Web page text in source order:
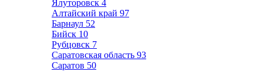
Ялуторовск 4
Алтайский край 97
Барнаул 52
Бийск 10
Рубцовск 7
Саратовская область 93
Саратов 50